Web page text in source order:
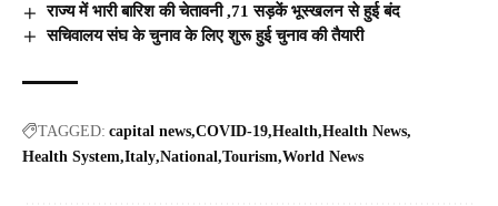
राज्य में भारी बारिश की चेतावनी ,71 सड़कें भूस्खलन से हुई बंद
सचिवालय संघ के चुनाव के लिए शुरू हुई चुनाव की तैयारी
TAGGED: capital news COVID-19 Health Health News
Health System Italy National Tourism World News